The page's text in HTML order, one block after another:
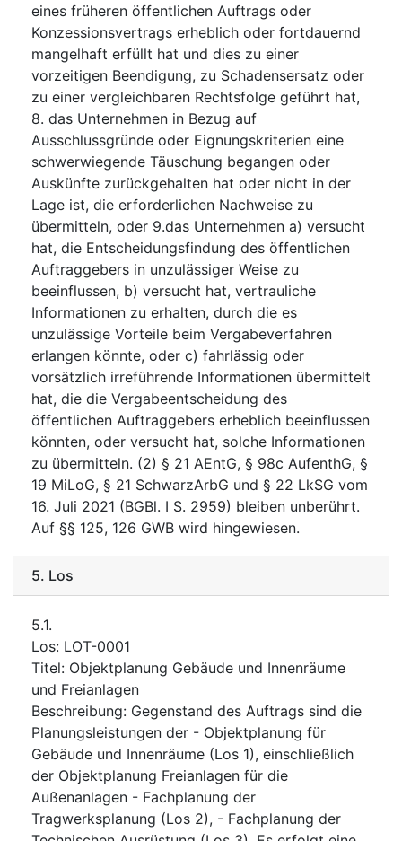
eines früheren öffentlichen Auftrags oder
Konzessionsvertrags erheblich oder fortdauernd
mangelhaft erfüllt hat und dies zu einer
vorzeitigen Beendigung, zu Schadensersatz oder
zu einer vergleichbaren Rechtsfolge geführt hat,
8. das Unternehmen in Bezug auf
Ausschlussgründe oder Eignungskriterien eine
schwerwiegende Täuschung begangen oder
Auskünfte zurückgehalten hat oder nicht in der
Lage ist, die erforderlichen Nachweise zu
übermitteln, oder 9.das Unternehmen a) versucht
hat, die Entscheidungsfindung des öffentlichen
Auftraggebers in unzulässiger Weise zu
beeinflussen, b) versucht hat, vertrauliche
Informationen zu erhalten, durch die es
unzulässige Vorteile beim Vergabeverfahren
erlangen könnte, oder c) fahrlässig oder
vorsätzlich irreführende Informationen übermittelt
hat, die die Vergabeentscheidung des
öffentlichen Auftraggebers erheblich beeinflussen
könnten, oder versucht hat, solche Informationen
zu übermitteln. (2) § 21 AEntG, § 98c AufenthG, §
19 MiLoG, § 21 SchwarzArbG und § 22 LkSG vom
16. Juli 2021 (BGBl. I S. 2959) bleiben unberührt.
Auf §§ 125, 126 GWB wird hingewiesen.
5. Los
5.1.
Los: LOT-0001
Titel: Objektplanung Gebäude und Innenräume
und Freianlagen
Beschreibung: Gegenstand des Auftrags sind die
Planungsleistungen der - Objektplanung für
Gebäude und Innenräume (Los 1), einschließlich
der Objektplanung Freianlagen für die
Außenanlagen - Fachplanung der
Tragwerksplanung (Los 2), - Fachplanung der